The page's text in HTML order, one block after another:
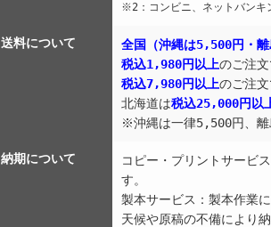
※2：コンビニ、ネットバンキ
送料について 全国（沖縄は5,500円・
税込1,980円以上のご注
税込7,980円以上のご注
北海道は税込25,000円以
※沖縄は一律5,500円、離
納期について
コピー・プリントサービ
す。
製本サービス：製本作業
天候や原稿の不備により